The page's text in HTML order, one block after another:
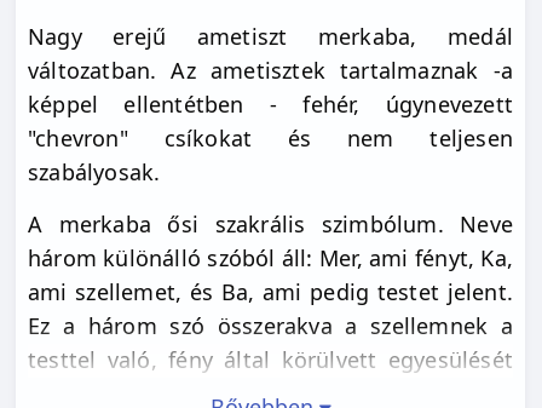
Nagy erejű ametiszt merkaba, medál
változatban. Az ametisztek tartalmaznak -a
képpel ellentétben - fehér, úgynevezett
"chevron" csíkokat és nem teljesen
szabályosak.
A merkaba ősi szakrális szimbólum. Neve
három különálló szóból áll: Mer, ami fényt, Ka,
ami szellemet, és Ba, ami pedig testet jelent.
Ez a három szó összerakva a szellemnek a
testtel való, fény által körülvett egyesülését
jelenti. Ősidők óta úgy tartják, hogy a